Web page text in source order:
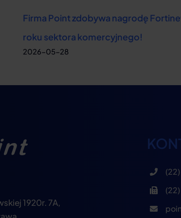
Firma Point zdobywa nagrodę
roku sektora komercyjnego!
1920r. 7A,